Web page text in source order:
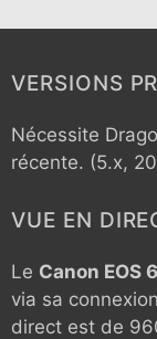
VERSIONS
Nécessite
récente. (5.x,
VUE EN
Le Canon EOS
via sa
direct est de